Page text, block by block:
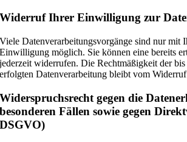
Widerruf Ihrer Einwilligung zur
Viele Datenverarbeitungsvorgänge sind nur mit
Einwilligung möglich. Sie können eine bereits
jederzeit widerrufen. Die Rechtmäßigkeit der
erfolgten Datenverarbeitung bleibt vom
Widerspruchsrecht gegen die
besonderen Fällen sowie gegen
DSGVO)